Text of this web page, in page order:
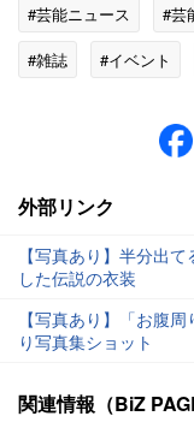
#芸能ニュース #芸
#雑誌
#イベント
外部リンク
【写真あり】半分出
した伝説の衣装
【写真あり】「お腹
り写真集ショット
関連情報（BiZ